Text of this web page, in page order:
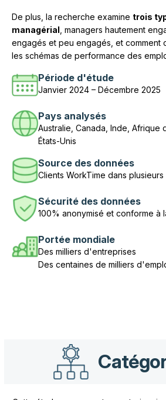
De plus, la recherche examine trois
managérial , managers hautement
engagés et peu engagés, et comment
les schémas de performance des
Période d'étude
Janvier 2024 – Décembre 2025
Pays analysés
Australie, Canada, Inde, Afrique
États-Unis
Source des données
Clients WorkTime dans plusieurs
Sécurité des données
100% anonymisé et conforme à
Portée mondiale
Des milliers d'entreprises
Des centaines de milliers